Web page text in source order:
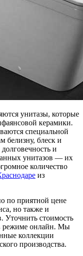
унитазы, которые
керамики.
специальной
белизну, блеск и
и
унитазов — их
количество
из
по приятной цене
но также и
Уточнить стоимость
режиме онлайн. Мы
коллекции
производства.